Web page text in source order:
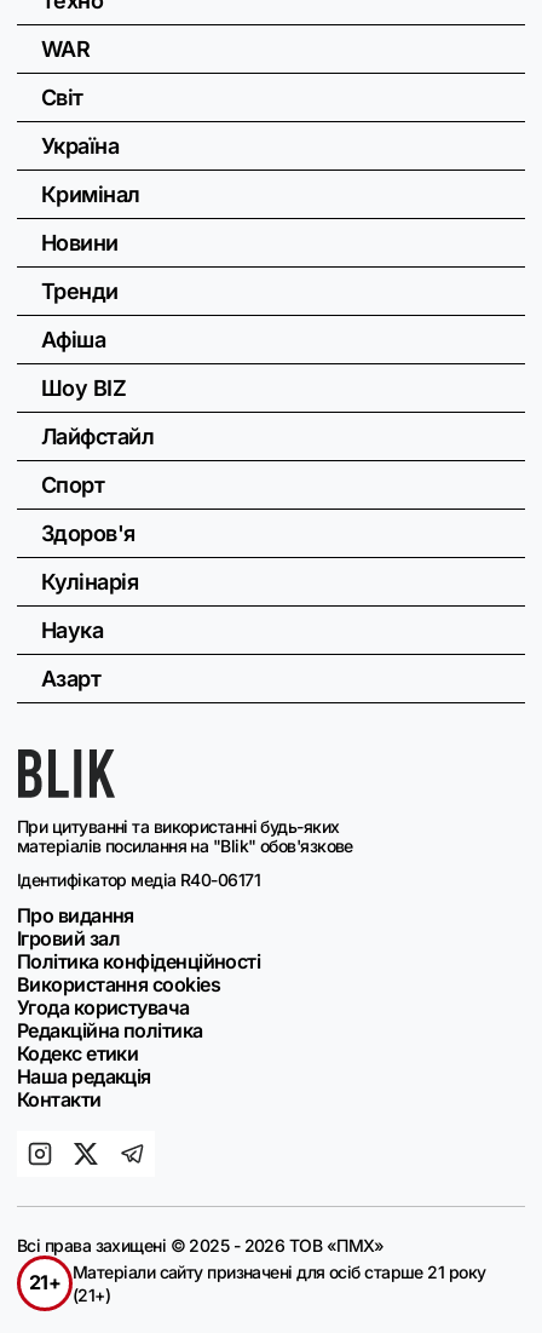
При цитуванні та використанні будь-яких
матеріалів посилання на "Blik" обов'язкове
Ідентифікатор медіа R40-06171
Про видання
Ігровий зал
Політика конфіденційності
Використання cookies
Угода користувача
Редакційна політика
Кодекс етики
Наша редакція
Контакти
WAR
Світ
Україна
Кримінал
Новини
Тренди
Афіша
Шоу BIZ
Лайфстайл
Спорт
Здоров'я
Кулінарія
Наука
Азарт
Всі права захищені © 2025 - 2026 ТОВ «ПМХ»
21+
Матеріали сайту призначені для осіб старше 21 року
(21+)